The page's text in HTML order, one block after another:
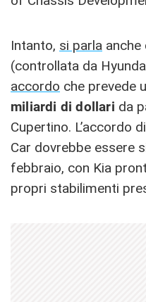
Intanto, si parla
(controllata da
accordo che prevede
miliardi di dollari da
Cupertino. L’accordo
Car dovrebbe essere
febbraio, con Kia
propri stabilimenti